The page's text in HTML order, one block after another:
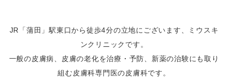
JR「蒲田」駅東口から徒歩4分の立地にございます、ミウスキ
ンクリニックです。
一般の皮膚病、皮膚の老化を治療・予防、新薬の治験にも取り
組む皮膚科専門医の皮膚科です。